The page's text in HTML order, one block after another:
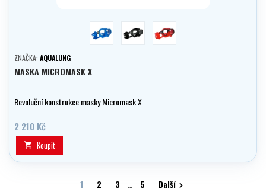
modrá černá červená/černá
ZNAČKA: AQUALUNG
MASKA MICROMASK X
Revoluční konstrukce masky Micromask X
2 210 Kč
 Koupit
1 2 3 5 Další